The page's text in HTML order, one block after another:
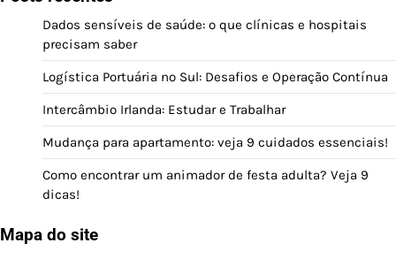
Dados sensíveis de saúde: o que clínicas e hospitais
precisam saber
Logística Portuária no Sul: Desafios e Operação Contínua
Intercâmbio Irlanda: Estudar e Trabalhar
Mudança para apartamento: veja 9 cuidados essenciais!
Como encontrar um animador de festa adulta? Veja 9
dicas!
Mapa do site